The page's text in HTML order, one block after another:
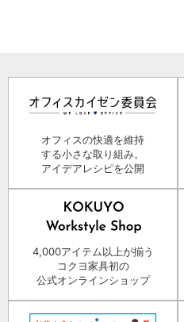
オフィスの快適を維持
する小さな取り組み。
アイデアレシピを公開
4,000アイテム以上が揃う
コクヨ家具初の
公式オンラインショップ